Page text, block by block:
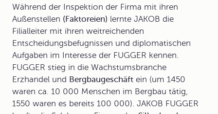
Während der Inspektion der Firma mit ihren
Außenstellen (Faktoreien) lernte JAKOB die
Filialleiter mit ihren weitreichenden
Entscheidungsbefugnissen und diplomatischen
Aufgaben im Interesse der FUGGER kennen.
FUGGER stieg in die Wachstumsbranche
Erzhandel und Bergbaugeschäft ein (um 1450
waren ca. 10 000 Menschen im Bergbau tätig,
1550 waren es bereits 100 000). JAKOB FUGGER